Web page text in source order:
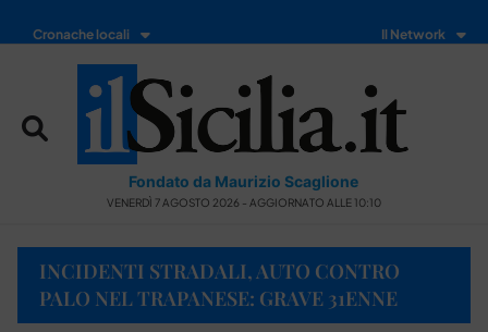
Cronache locali Il Network
Fondato da Maurizio Scaglione
VENERDÌ 7 AGOSTO 2026 - AGGIORNATO ALLE 10:10
INCIDENTI STRADALI, AUTO CONTRO
PALO NEL TRAPANESE: GRAVE 31ENNE